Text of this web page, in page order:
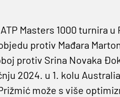
Masters 1000 turnira u
protiv Mađara
protiv Srina Novaka
2024. u 1. kolu
može s više